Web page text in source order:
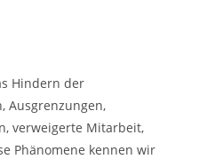
Hindern der
Ausgrenzungen,
verweigerte Mitarbeit,
Phänomene kennen wir